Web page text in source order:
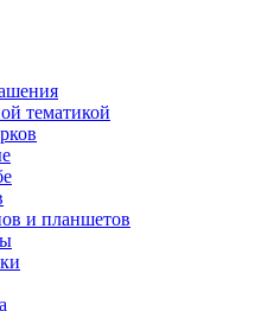
тематикой
и планшетов